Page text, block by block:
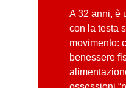
A 32 anni, è
con la testa
movimento:
benessere